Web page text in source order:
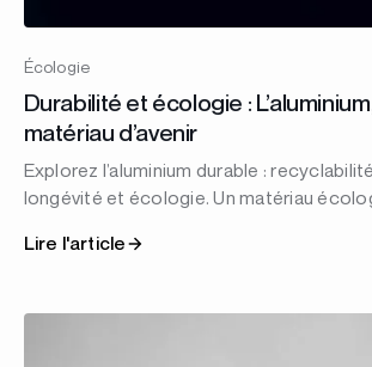
Écologie
Durabilité et écologie :
matériau d’avenir
Explorez l’aluminium durable :
longévité et écologie. Un matériau
delà.
Lire l'article